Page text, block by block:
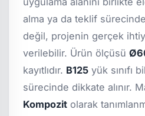
alma ya da teklif
değil, projenin gerçek
verilebilir. Ürün ölçüsü
kayıtlıdır. B125 yük sınıfı
sürecinde dikkate alınır.
Kompozit olarak